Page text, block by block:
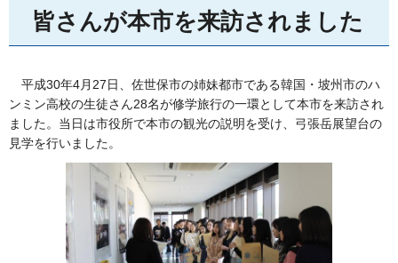
皆さんが本市を来訪されました
平成30年4月27日、佐世保市の姉妹都市である韓国・坡州市のハ
ンミン高校の生徒さん28名が修学旅行の一環として本市を来訪され
ました。当日は市役所で本市の観光の説明を受け、弓張岳展望台の
見学を行いました。